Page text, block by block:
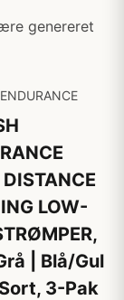
genereret
DISTANCE
LOW-
| Blå/Gul
Sort, 3-Pak